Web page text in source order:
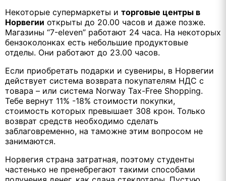
Некоторые супермаркеты и торговые центры в
Норвегии открыты до 20.00 часов и даже позже.
Магазины “7-eleven” работают 24 часа. На некоторых
бензоколонках есть небольшие продуктовые
отделы. Они работают до 23.00 часов.
Если приобретать подарки и сувениры, в Норвегии
действует система возврата покупателям НДС с
товара – или система Norway Tax-Free Shopping.
Тебе вернут 11% -18% стоимости покупки,
стоимость которых превышает 308 крон. Только
возврат средств необходимо сделать
заблаговременно, на таможне этим вопросом не
занимаются.
Норвегия страна затратная, поэтому студенты
частенько не пренебрегают такими способами